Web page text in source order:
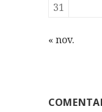
31
« nov.